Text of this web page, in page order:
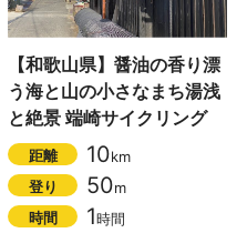
【和歌山県】醤油の香り漂
う海と山の小さなまち湯浅
と絶景 端崎サイクリング
距離 10km
登り
50m
時間
1時間